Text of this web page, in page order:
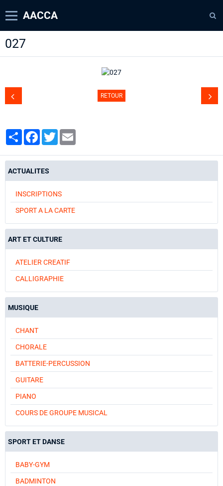
AACCA
Page d'accueil
Diaporamas
027
RETOUR
PartagerFacebook
Twitter
ACTUALITES
INSCRIPTIONS
SPORT A LA CARTE
ART ET CULTURE
ATELIER CREATIF
CALLIGRAPHIE
MUSIQUE
CHANT
CHORALE
BATTERIE-PERCUSSION
GUITARE
PIANO
COURS DE GROUPE MUSICAL
SPORT ET DANSE
BABY-GYM
BADMINTON